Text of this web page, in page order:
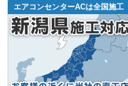
エアコンセンターACは全国施工